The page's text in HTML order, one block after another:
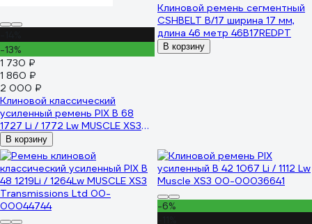
-13%
1 730 ₽
1 860 ₽
2 000 ₽
Клиновой классический
усиленный ремень PIX B 68
1727 Li / 1772 Lw MUSCLE XS3
00-00036655
В корзину
Клиновой ремень сегментный
CSHBELT B/17 ширина 17 мм,
длина 46 метр 46B17REDPT
В корзину
-6%